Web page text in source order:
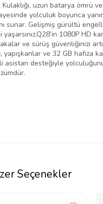
uzun batarya ömrü ve
yolculuk boyunca
sunar. Gelişmiş gürültü
1080P HD
ve sürüş güvenliğinizi
ve 32 GB hafıza
asistan desteğiyle
Seçenekler